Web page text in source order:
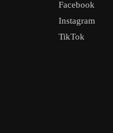
Facebook
Instagram
TikTok